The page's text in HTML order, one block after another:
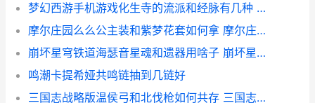
梦幻西游手机游戏化生寺的流派和经脉有几种 梦幻西游手机游苹果
摩尔庄园么么公主装和紫梦花套如何拿 摩尔庄园么么公主生日
崩坏星穹铁道海瑟音星魂和遗器用啥子 崩坏星穹铁道海盗占领列车
鸣潮卡提希娅共鸣链抽到几链好
三国志战略版温侯弓和北伐枪如何共存 三国志战略版温侯吕布